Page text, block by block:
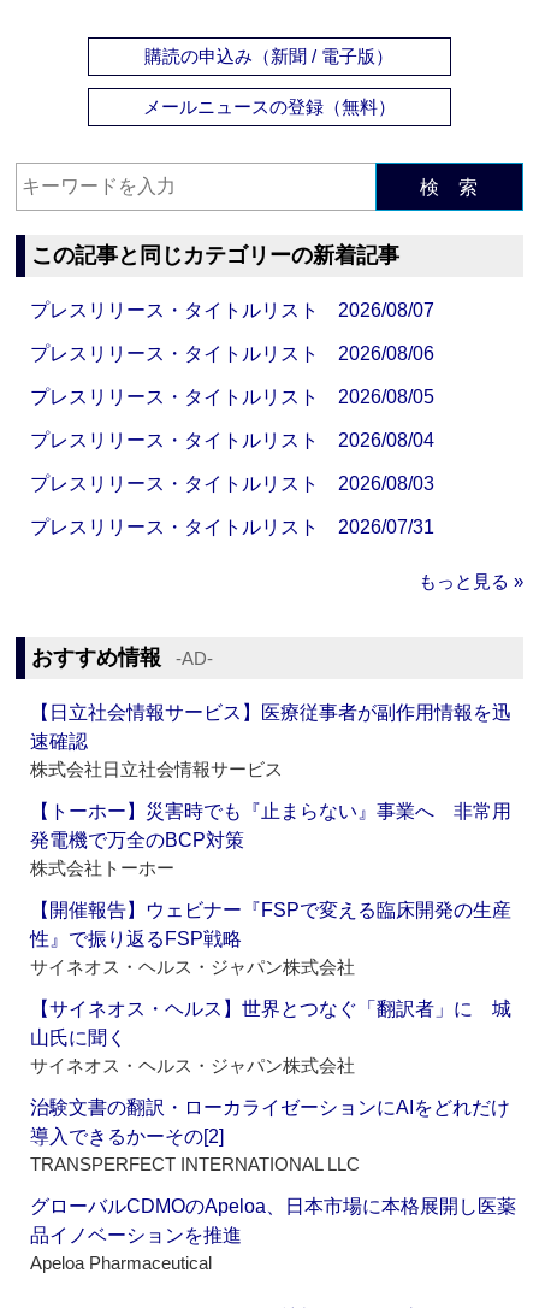
購読の申込み（新聞 / 電子版）
メールニュースの登録（無料）
検 索
この記事と同じカテゴリーの新着記事
プレスリリース・タイトルリスト 2026/08/07
プレスリリース・タイトルリスト 2026/08/06
プレスリリース・タイトルリスト 2026/08/05
プレスリリース・タイトルリスト 2026/08/04
プレスリリース・タイトルリスト 2026/08/03
プレスリリース・タイトルリスト 2026/07/31
もっと見る »
おすすめ情報 ‐AD‐
【日立社会情報サービス】医療従事者が副作用情報を迅
速確認
株式会社日立社会情報サービス
【トーホー】災害時でも『止まらない』事業へ 非常用
発電機で万全のBCP対策
株式会社トーホー
【開催報告】ウェビナー『FSPで変える臨床開発の生産
性』で振り返るFSP戦略
サイネオス・ヘルス・ジャパン株式会社
【サイネオス・ヘルス】世界とつなぐ「翻訳者」に 城
山氏に聞く
サイネオス・ヘルス・ジャパン株式会社
治験文書の翻訳・ローカライゼーションにAIをどれだけ
導入できるかーその[2]
TRANSPERFECT INTERNATIONAL LLC
グローバルCDMOのApeloa、日本市場に本格展開し医薬
品イノベーションを推進
Apeloa Pharmaceutical